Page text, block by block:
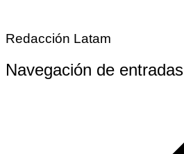
Redacción Latam
Navegación de entradas